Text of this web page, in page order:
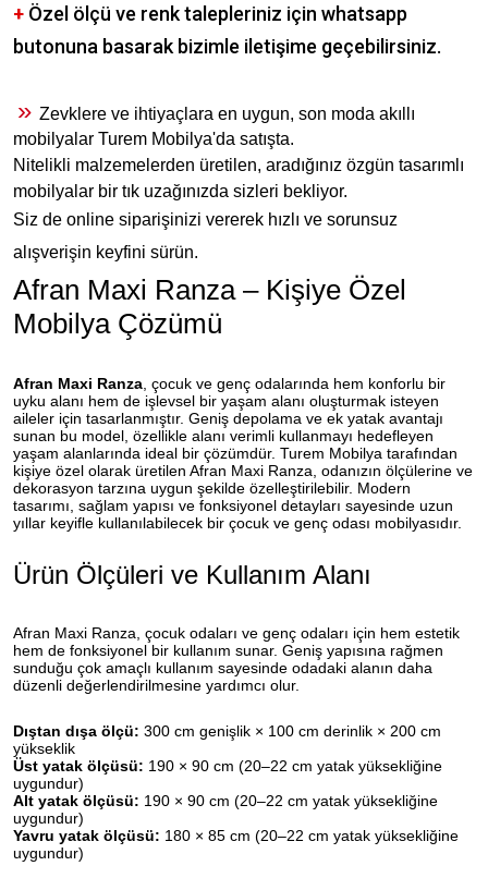
+ Özel ölçü ve renk talepleriniz için whatsapp
butonuna basarak bizimle iletişime geçebilirsiniz.
» Zevklere ve ihtiyaçlara en uygun, son moda akıllı
mobilyalar Turem Mobilya'da satışta.
Nitelikli malzemelerden üretilen, aradığınız özgün tasarımlı
mobilyalar bir tık uzağınızda sizleri bekliyor.
Siz de online siparişinizi vererek hızlı ve sorunsuz
alışverişin keyfini sürün.
Afran Maxi Ranza – Kişiye Özel
Mobilya Çözümü
Afran Maxi Ranza , çocuk ve genç odalarında hem konforlu bir
uyku alanı hem de işlevsel bir yaşam alanı oluşturmak isteyen
aileler için tasarlanmıştır. Geniş depolama ve ek yatak avantajı
sunan bu model, özellikle alanı verimli kullanmayı hedefleyen
yaşam alanlarında ideal bir çözümdür. Turem Mobilya tarafından
kişiye özel olarak üretilen Afran Maxi Ranza, odanızın ölçülerine ve
dekorasyon tarzına uygun şekilde özelleştirilebilir. Modern
tasarımı, sağlam yapısı ve fonksiyonel detayları sayesinde uzun
yıllar keyifle kullanılabilecek bir çocuk ve genç odası mobilyasıdır.
Ürün Ölçüleri ve Kullanım Alanı
Afran Maxi Ranza, çocuk odaları ve genç odaları için hem estetik
hem de fonksiyonel bir kullanım sunar. Geniş yapısına rağmen
sunduğu çok amaçlı kullanım sayesinde odadaki alanın daha
düzenli değerlendirilmesine yardımcı olur.
Dıştan dışa ölçü: 300 cm genişlik × 100 cm derinlik × 200 cm
yükseklik
Üst yatak ölçüsü: 190 × 90 cm (20–22 cm yatak yüksekliğine
uygundur)
Alt yatak ölçüsü: 190 × 90 cm (20–22 cm yatak yüksekliğine
uygundur)
Yavru yatak ölçüsü: 180 × 85 cm (20–22 cm yatak yüksekliğine
uygundur)